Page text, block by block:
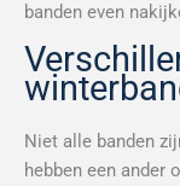
banden even
Niet alle banden
hebben een ander